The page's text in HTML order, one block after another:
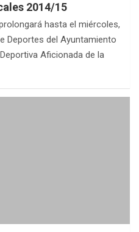
2014/15
hasta el miércoles,
Deportes del Ayuntamiento
Aficionada de la